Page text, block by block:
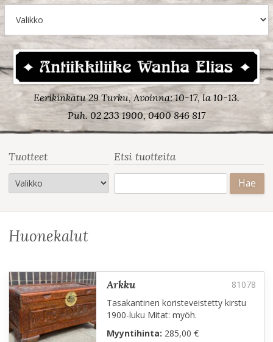
Eerikinkatu 29 Turku, Avoinna: 10-17, la 10-13.
Puh. 02 233 1900, 0400 846 817
Tuotteet Etsi tuotteita
Huonekalut
arkku
Tasakantinen koristeveistetty kirstu
1900-luku Mitat: myöh.
Myyntihinta: 285,00 €